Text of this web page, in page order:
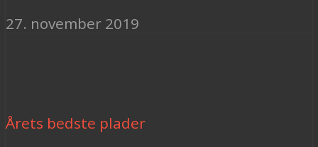
27. november 2019
Årets bedste plader